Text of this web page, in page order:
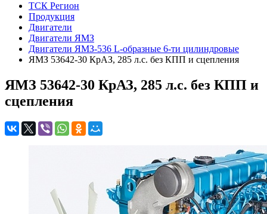
ТСК Регион
Продукция
Двигатели
Двигатели ЯМЗ
Двигатели ЯМЗ-536 L-образные 6-ти цилиндровые
ЯМЗ 53642-30 КрАЗ, 285 л.с. без КПП и сцепления
ЯМЗ 53642-30 КрАЗ, 285 л.с. без КПП и
сцепления